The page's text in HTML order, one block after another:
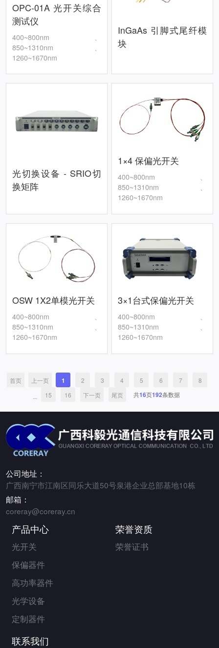
OPC-01A 光开关综合
测试仪
400~800nm、
850~1310nm、
1260~1670nm
InGaAs 引脚式尾纤模
块
光切换设备 - SRIO切
换矩阵
1×4 保偏光开关
400~800nm、
850~1310nm、
1260~1670nm
OSW 1X2单模光开关
400~800nm、
850~1310nm、
1260~1670nm
3×1台式保偏光开关
400~800nm、
850~1310nm、
1260~1670nm
首页 上一页 1 2 3 4 5 6 7
8
...
15 16 下一页 尾页 共16页192条数据
公司地址：
广西南宁市江南区同乐大道50号泉港企业总部基地10栋
邮箱：
coreray@coreray.cn
产品中心
光开关
保偏器件
高功率器件
光学设备
定制器件
荣誉资质
荣誉证书
联系我们